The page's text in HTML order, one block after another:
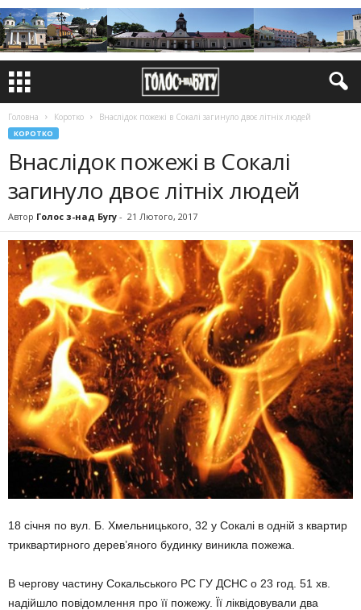
Головна Коротко Внаслідок пожежі в Сокалі загинуло двоє літніх людей
КОРОТКО
Внаслідок пожежі в Сокалі
загинуло двоє літніх людей
Автор Голос з-над Бугу - 21 Лютого, 2017
18 січня по вул. Б. Хмельницького, 32 у Сокалі в одній з квартир
триквартирного дерев’яного будинку виникла пожежа.
В чергову частину Сокальського РС ГУ ДСНС о 23 год. 51 хв.
надійшло повідомлення про її пожежу. Її ліквідовували два